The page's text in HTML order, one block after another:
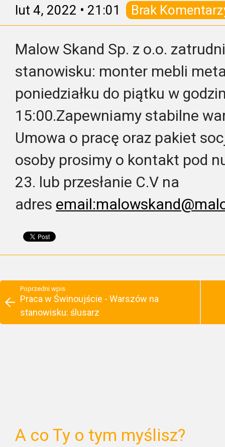
lut 4, 2022 • 21:01 Brak
Malow Skand Sp. z o.o.
stanowisku: monter mebli
poniedziałku do piątku w
15:00.Zapewniamy stabilne
Umowa o pracę oraz pakiet
osoby prosimy o kontakt pod
23. lub przesłanie C.V na
adres
Poprzedni wpis
Praca w Świnoujście - Warszów na
stanowisku: ślusarz
A co Ty o tym myślisz?